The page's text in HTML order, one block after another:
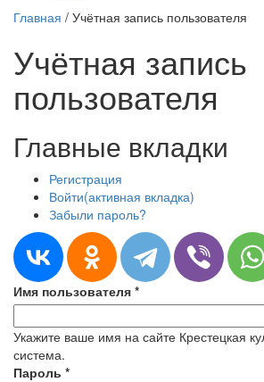
Главная / Учётная запись пользователя
Учётная запись
пользователя
Главные вкладки
Регистрация
Войти(активная вкладка)
Забыли пароль?
Имя пользователя *
Укажите ваше имя на сайте Крестецкая
система.
Пароль *